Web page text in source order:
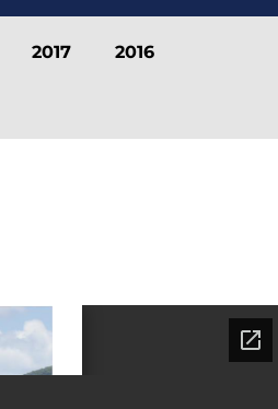
2017 2016